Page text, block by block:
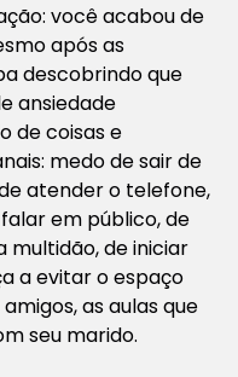
você acabou de
após as
descobrindo que
ansiedade
de coisas e
medo de sair de
atender o telefone,
em público, de
multidão, de iniciar
a evitar o espaço
as aulas que
seu marido.